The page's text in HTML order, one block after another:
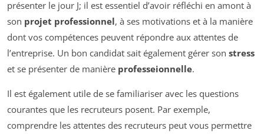
présenter le jour J; il est essentiel d’avoir réfléchi en amont à
son projet professionnel, à ses motivations et à la manière
dont vos compétences peuvent répondre aux attentes de
l’entreprise. Un bon candidat sait également gérer son stress
et se présenter de manière professeionnelle.
Il est également utile de se familiariser avec les questions
courantes que les recruteurs posent. Par exemple,
comprendre les attentes des recruteurs peut vous permettre